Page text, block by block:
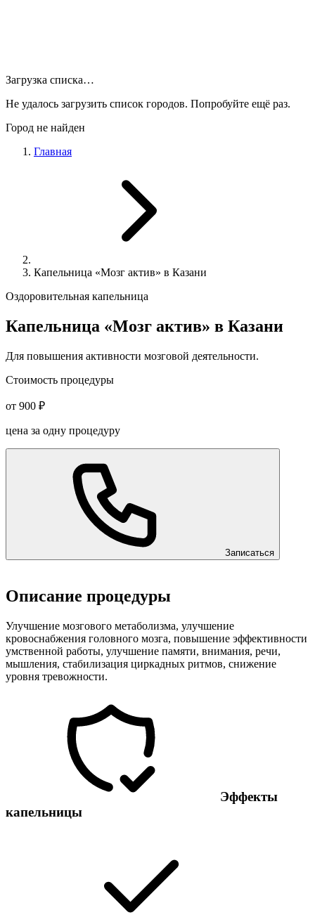
Загрузка списка…
Не удалось загрузить список городов. Попробуйте ещё раз.
Город не найден
Главная
Капельница «Мозг актив» в Казани
Оздоровительная капельница
Капельница «Мозг актив» в Казани
Для повышения активности мозговой деятельности.
Стоимость процедуры
от 900 ₽
цена за одну процедуру
Записаться
Описание процедуры
Улучшение мозгового метаболизма, улучшение
кровоснабжения головного мозга, повышение эффективности
умственной работы, улучшение памяти, внимания, речи,
мышления, стабилизация циркадных ритмов, снижение
уровня тревожности.
Эффекты
капельницы